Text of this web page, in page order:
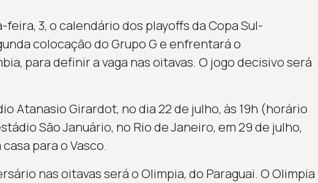
3, o calendário dos playoffs da Copa Sul-
colocação do Grupo G e enfrentará o
para definir a vaga nas oitavas. O jogo decisivo será
Atanasio Girardot, no dia 22 de julho, às 19h (horário
São Januário, no Rio de Janeiro, em 29 de julho,
para o Vasco.
nas oitavas será o Olimpia, do Paraguai. O Olimpia